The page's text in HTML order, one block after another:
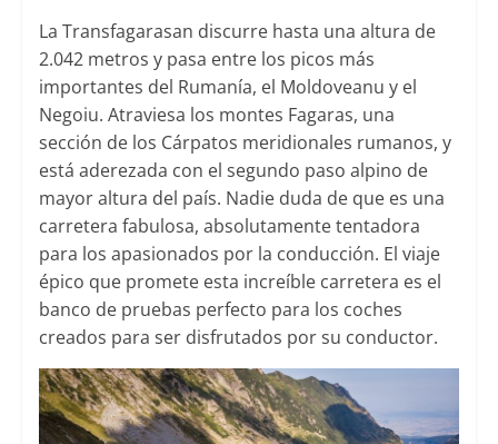
La Transfagarasan discurre hasta una altura de
2.042 metros y pasa entre los picos más
importantes del Rumanía, el Moldoveanu y el
Negoiu. Atraviesa los montes Fagaras, una
sección de los Cárpatos meridionales rumanos, y
está aderezada con el segundo paso alpino de
mayor altura del país. Nadie duda de que es una
carretera fabulosa, absolutamente tentadora
para los apasionados por la conducción. El viaje
épico que promete esta increíble carretera es el
banco de pruebas perfecto para los coches
creados para ser disfrutados por su conductor.